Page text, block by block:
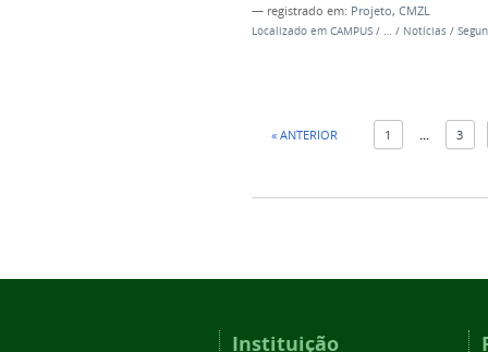
— registrado em: Projeto, CMZL
Localizado em CAMPUS / … / Notícias /
« ANTERIOR 1 3
Instituição